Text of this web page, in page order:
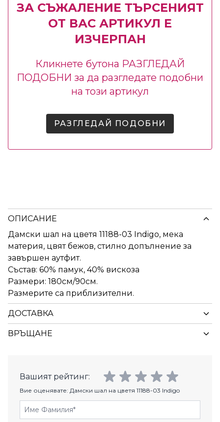
ЗА СЪЖАЛЕНИЕ ТЪРСЕНИЯТ
ОТ ВАС АРТИКУЛ Е
ИЗЧЕРПАН
Кликнете бутона РАЗГЛЕДАЙ
ПОДОБНИ за да разгледате подобни
на този артикул
РАЗГЛЕДАЙ ПОДОБНИ
ОПИСАНИЕ
Дамски шал на цветя 11188-03 Indigo, мека
материя, цвят бежов, стилно допълнение за
завършен аутфит.
Състав: 60% памук, 40% вискоза
Размери: 180см/90см.
Размерите са приблизителни.
ДОСТАВКА
ВРЪЩАНЕ
Вашият рейтинг:
Вие оценявате: Дамски шал на цветя 11188-03 Indigo
Име Фамилия